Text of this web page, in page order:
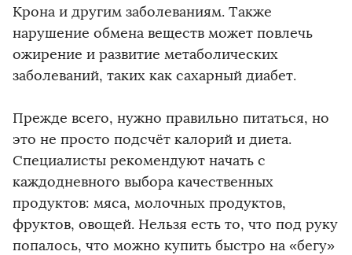
Крона и другим заболеваниям. Также
нарушение обмена веществ может повлечь
ожирение и развитие метаболических
заболеваний, таких как сахарный диабет.
Прежде всего, нужно правильно питаться, но
это не просто подсчёт калорий и диета.
Специалисты рекомендуют начать с
каждодневного выбора качественных
продуктов: мяса, молочных продуктов,
фруктов, овощей. Нельзя есть то, что под руку
попалось, что можно купить быстро на «бегу»